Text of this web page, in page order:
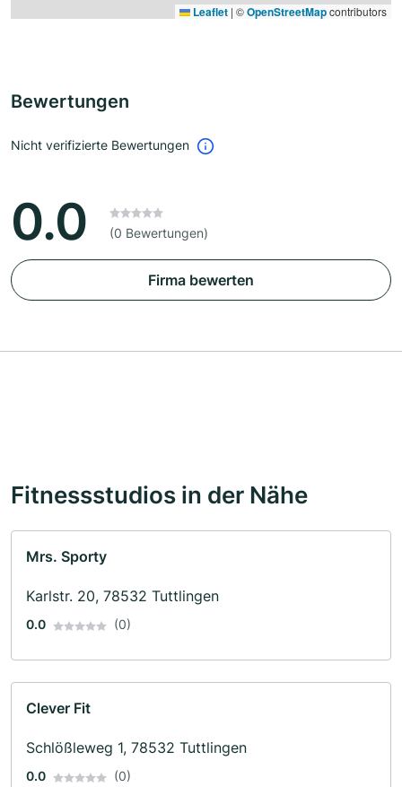
Leaflet | ©OpenStreetMapcontributors
Bewertungen
Nicht verifizierte Bewertungen
0.0 (0 Bewertungen)
Firma bewerten
Fitnessstudios in der Nähe
Mrs. Sporty
Karlstr. 20, 78532 Tuttlingen
0.0 (0)
Clever Fit
Schlößleweg 1, 78532 Tuttlingen
0.0 (0)